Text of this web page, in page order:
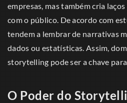
empresas, mas também cria
com o público. De acordo com
tendem a lembrar de narrativas
dados ou estatísticas. Assim,
storytelling pode ser a chave
O Poder do